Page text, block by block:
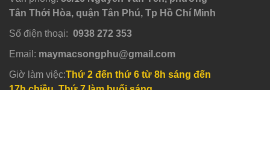
Tân Thới Hòa, quận Tân Phú, Tp Hồ Chí Minh
Số điện thoại: 0938 272 353
Email: maymacsongphu@gmail.com
Giờ làm việc:Thứ 2 đến thứ 6 từ 8h sáng đến
17h chiều, Thứ 7 làm buổi sáng.